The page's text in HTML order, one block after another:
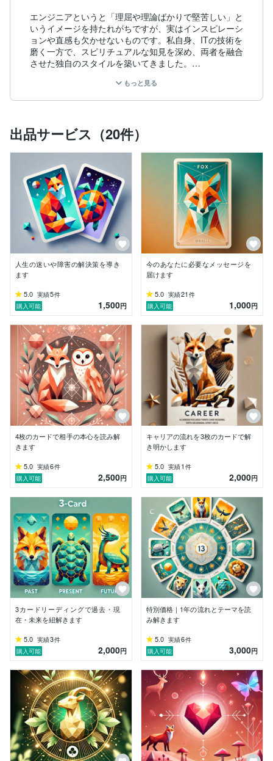
エンジニアというと「理屈や理論ばかりで堅苦しい」と
いうイメージを持たれがちですが、実はインスピレーシ
ョンや直感も欠かせないものです。私自身、ITの技術を
磨く一方で、スピリチュアルな知見を深め、両者を融合
させた独自のスタイルを築いてきました。
最近では、その背景を活かして、人生や心に関するご相
談をお受けする機会が増えてきました。特に得意として
メッセージをお届けします。
私の目指すのは、「癒し」「モチベーションの向上」、
そして「対話」を通じて、あなたの気持ちに寄り添うこ
と。何をするかではなく、どうするかを大切に、心を込
めてサポートさせていただきます。
「あなたが今日幸せでいられたら、その幸せは周りの人
にも伝わっていく。」
その小さな幸せの連鎖が、やがて地球の裏側にだって届
くと信じています。
どうぞ肩の力を抜いて、気軽にご相談くださいね。
［友達紹介コード］
もっと見る
出品サービス（20件）
人生の迷いや障害の解決策を導き
ます
5.0 実績5件
購入可能
1,500円
今のあなたに必要なメッセージを
届けます
5.0 実績21 件
購入可能
1,000円
4枚のカードで相手の本心を読み解
きます
5.0 実績6件
購入可能
2,500円
キャリアの流れを3枚のカードで解
き明かします
5.0 実績1 件
購入可能
2,000円
3カードリーディングで過去・現
在・未来を紐解きます
5.0 実績3件
購入可能
2,000円
特別価格｜1年の流れとテーマを読
み解きます
5.0 実績6件
購入可能
3,000円